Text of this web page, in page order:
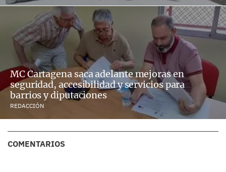
MC Cartagena saca adelante mejoras en
seguridad, accesibilidad y servicios para
barrios y diputaciones
REDACCIÓN
COMENTARIOS